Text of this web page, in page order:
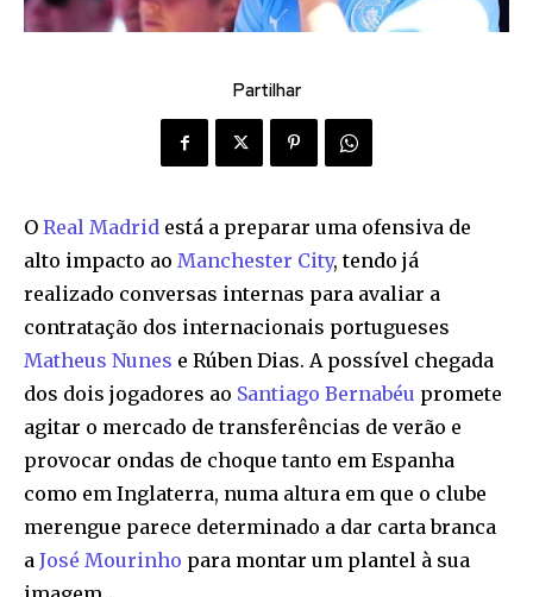
Partilhar
O Real Madrid está a preparar uma ofensiva de
alto impacto ao Manchester City, tendo já
realizado conversas internas para avaliar a
contratação dos internacionais portugueses
Matheus Nunes e Rúben Dias. A possível chegada
dos dois jogadores ao Santiago Bernabéu promete
agitar o mercado de transferências de verão e
provocar ondas de choque tanto em Espanha
como em Inglaterra, numa altura em que o clube
merengue parece determinado a dar carta branca
a José Mourinho para montar um plantel à sua